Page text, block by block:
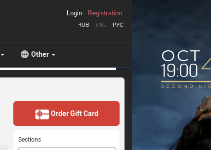
ՀԱՅ ENG РУС
Login Registration
Other
Order Gift Card
Sections